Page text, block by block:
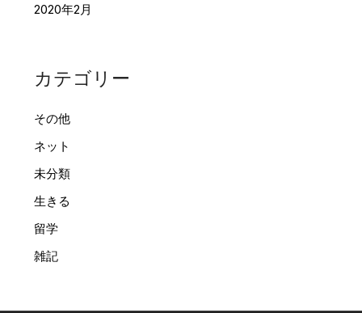
2020年2月
カテゴリー
その他
ネット
未分類
生きる
留学
雑記